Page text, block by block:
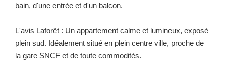
bain, d'une entrée et d'un balcon.
L'avis Laforêt : Un appartement calme et lumineux, exposé
plein sud. Idéalement situé en plein centre ville, proche de
la gare SNCF et de toute commodités.